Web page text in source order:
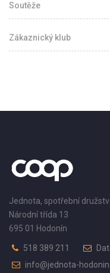
Soutěže
Zákaznický klub
Jednota, spotřební
Národní třída 13
695 01 Hodonín
518 389 211
info@jednota-